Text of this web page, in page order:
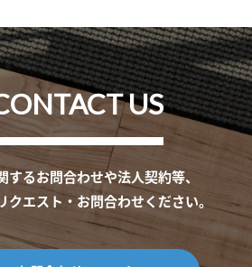
US
するお問合わせや法人契約等、
クエスト・お問合わせください。